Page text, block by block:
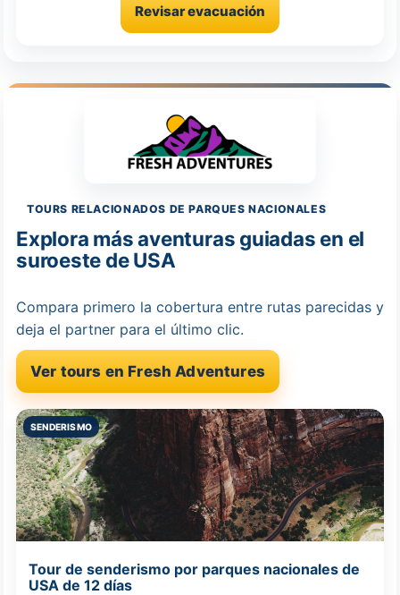
Revisar evacuación
TOURS RELACIONADOS DE PARQUES NACIONALES
Explora más aventuras guiadas en el
suroeste de USA
Compara primero la cobertura entre rutas parecidas y
deja el partner para el último clic.
Ver tours en Fresh Adventures
SENDERISMO
Tour de senderismo por parques nacionales de
USA de 12 días